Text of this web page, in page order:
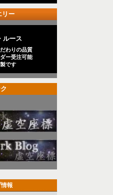
ー
ース
わりの品質
ー受注可能
です
報